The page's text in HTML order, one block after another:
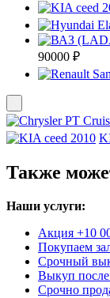
90000 ₽
Также
Наши услуги:
Акция +10
Покупаем
Срочный
Выкуп после
Срочно